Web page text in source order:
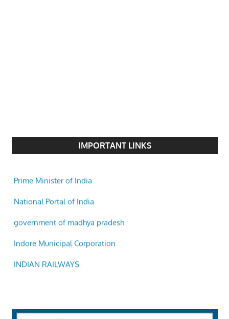
IMPORTANT LINKS
National Portal of India
government of madhya pradesh
Indore Municipal Corporation
INDIAN RAILWAYS